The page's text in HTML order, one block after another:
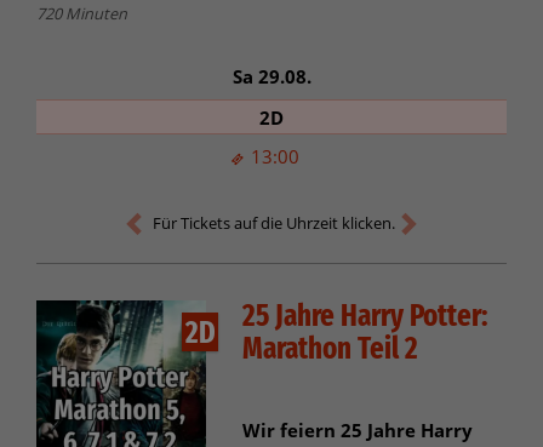
720 Minuten
Sa 29.08.
13:00
2D
Für Tickets auf die Uhrzeit klicken.
2D
25 Jahre Harry Potter:
Marathon Teil 2
Wir feiern 25 Jahre Harry